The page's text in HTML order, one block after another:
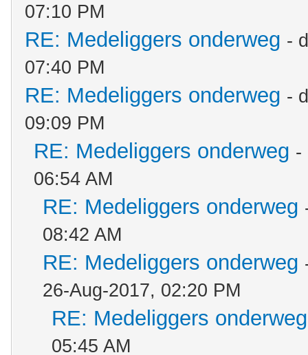
07:10 PM
RE: Medeliggers onderweg -
07:40 PM
RE: Medeliggers onderweg -
09:09 PM
RE: Medeliggers onderweg -
06:54 AM
RE: Medeliggers onderweg
08:42 AM
RE: Medeliggers onderweg
26-Aug-2017, 02:20 PM
RE: Medeliggers onderweg
05:45 AM